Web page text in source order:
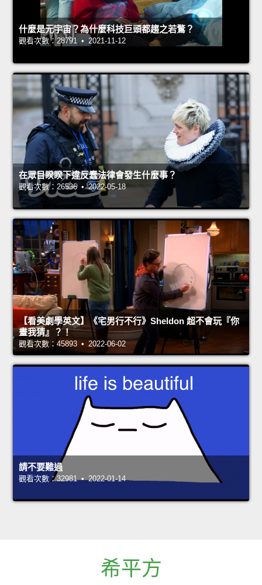
什麼是元宇宙？為什麼科技巨頭都趨之若鶩？
觀看次數：28791 • 2021-11-12
在眾目睽睽下違反蠢法律會發生什麼事？
觀看次數：26536 • 2022-05-18
【看美劇學英文】《宅男行不行》Sheldon 超不會玩『你
畫我猜』？！
觀看次數：45893 • 2022-06-02
請不要難過
觀看次數：32981 • 2022-01-14
希平方